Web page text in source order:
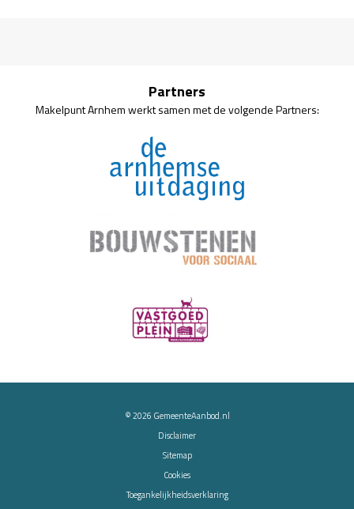
Partners
Makelpunt Arnhem werkt samen met de volgende Partners:
© 2026 GemeenteAanbod.nl
Disclaimer
Sitemap
Cookies
Toegankelijkheidsverklaring